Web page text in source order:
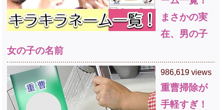
まさかの実
在、男の子
女の子の名前
986,619 views
重曹掃除が
手軽すぎ！